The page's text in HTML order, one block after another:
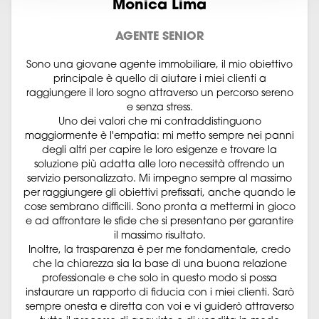
Monica Lima
AGENTE SENIOR
Sono una giovane agente immobiliare, il mio obiettivo
principale è quello di aiutare i miei clienti a
raggiungere il loro sogno attraverso un percorso sereno
e senza stress.
Uno dei valori che mi contraddistinguono
maggiormente è l'empatia: mi metto sempre nei panni
degli altri per capire le loro esigenze e trovare la
soluzione più adatta alle loro necessità offrendo un
servizio personalizzato. Mi impegno sempre al massimo
per raggiungere gli obiettivi prefissati, anche quando le
cose sembrano difficili. Sono pronta a mettermi in gioco
e ad affrontare le sfide che si presentano per garantire
il massimo risultato.
Inoltre, la trasparenza è per me fondamentale, credo
che la chiarezza sia la base di una buona relazione
professionale e che solo in questo modo si possa
instaurare un rapporto di fiducia con i miei clienti. Sarò
sempre onesta e diretta con voi e vi guiderò attraverso